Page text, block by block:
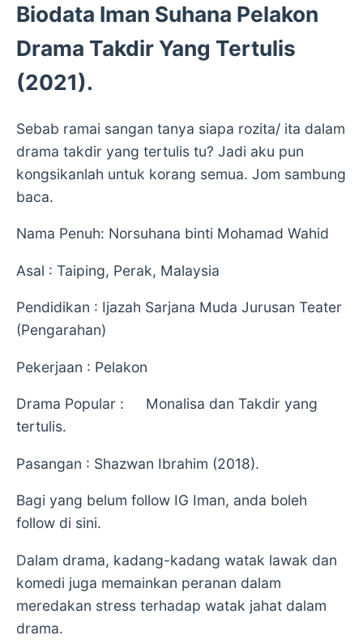
Biodata Iman Suhana Pelakon
Drama Takdir Yang Tertulis
(2021).
Sebab ramai sangan tanya siapa rozita/ ita dalam
drama takdir yang tertulis tu? Jadi aku pun
kongsikanlah untuk korang semua. Jom sambung
baca.
Nama Penuh: Norsuhana binti Mohamad Wahid
Asal : Taiping, Perak, Malaysia
Pendidikan : Ijazah Sarjana Muda Jurusan Teater
(Pengarahan)
Pekerjaan : Pelakon
Drama Popular :
Monalisa dan Takdir yang
tertulis.
Pasangan : Shazwan Ibrahim (2018).
Bagi yang belum follow IG Iman, anda boleh
follow di sini.
Dalam drama, kadang-kadang watak lawak dan
komedi juga memainkan peranan dalam
meredakan stress terhadap watak jahat dalam
drama.